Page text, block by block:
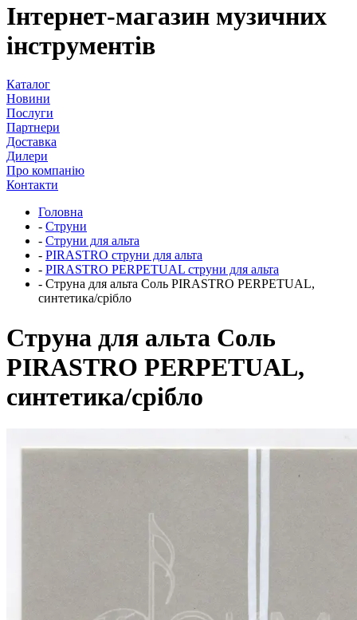
Інтернет-магазин музичних
інструментів
Каталог
Новини
Послуги
Партнери
Доставка
Дилери
Про компанію
Контакти
Головна
- Струни
- Струни для альта
- PIRASTRO струни для альта
- PIRASTRO PERPETUAL струни для альта
- Струна для альта Соль PIRASTRO PERPETUAL,
синтетика/срібло
Струна для альта Соль
PIRASTRO PERPETUAL,
синтетика/срібло